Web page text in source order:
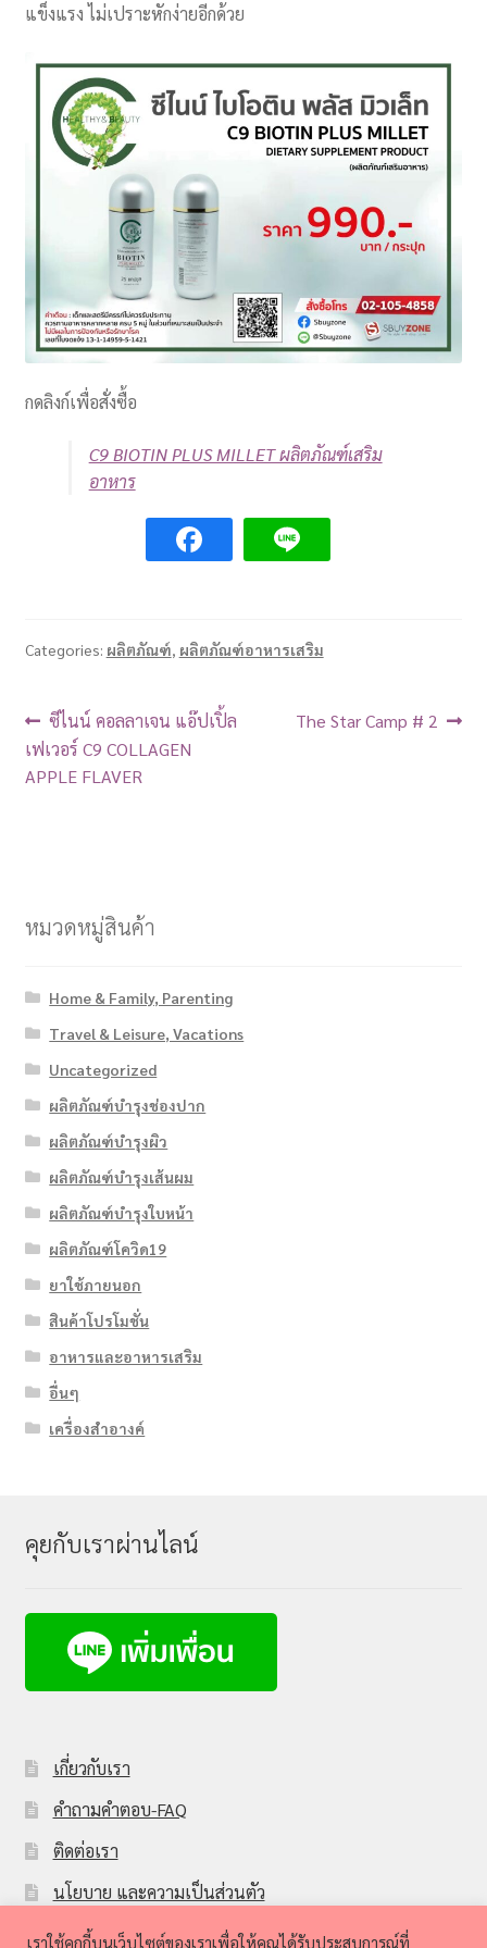
แข็งแรง ไม่เปราะหักง่ายอีกด้วย
กดลิงก์เพื่อสั่งซื้อ
C9 BIOTIN PLUS MILLET ผลิตภัณฑ์เสริม
อาหาร
Categories: ผลิตภัณฑ์, ผลิตภัณฑ์อาหารเสริม
ซีไนน์ คอลลาเจน แอ๊ปเปิ้ล
เฟเวอร์ C9 COLLAGEN
APPLE FLAVER
The Star Camp # 2
หมวดหมู่สินค้า
Home & Family, Parenting
Travel & Leisure, Vacations
Uncategorized
ผลิตภัณฑ์บำรุงช่องปาก
ผลิตภัณฑ์บำรุงผิว
ผลิตภัณฑ์บำรุงเส้นผม
ผลิตภัณฑ์บำรุงใบหน้า
ผลิตภัณฑ์โควิด19
ยาใช้ภายนอก
สินค้าโปรโมชั่น
อาหารและอาหารเสริม
อื่นๆ
เครื่องสำอางค์
คุยกับเราผ่านไลน์
เกี่ยวกับเรา
คำถามคำตอบ-FAQ
ติดต่อเรา
นโยบาย และความเป็นส่วนตัว
Sbuynetwork member
เราใช้คุกกี้บนเว็บไซต์ของเราเพื่อให้คุณได้รับประสบการณ์ที่